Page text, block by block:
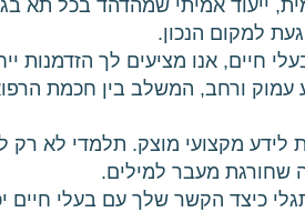
ייעוד אמיתי שמהדהד בכל תא
למקום הנכון.
חיים, אנו מציעים לך הזדמנות
ורחב, המשלב בין חכמת
לידע מקצועי מוצק. תלמדי לא רק
שחורגת מעבר למילים.
כיצד הקשר שלך עם בעלי חיים